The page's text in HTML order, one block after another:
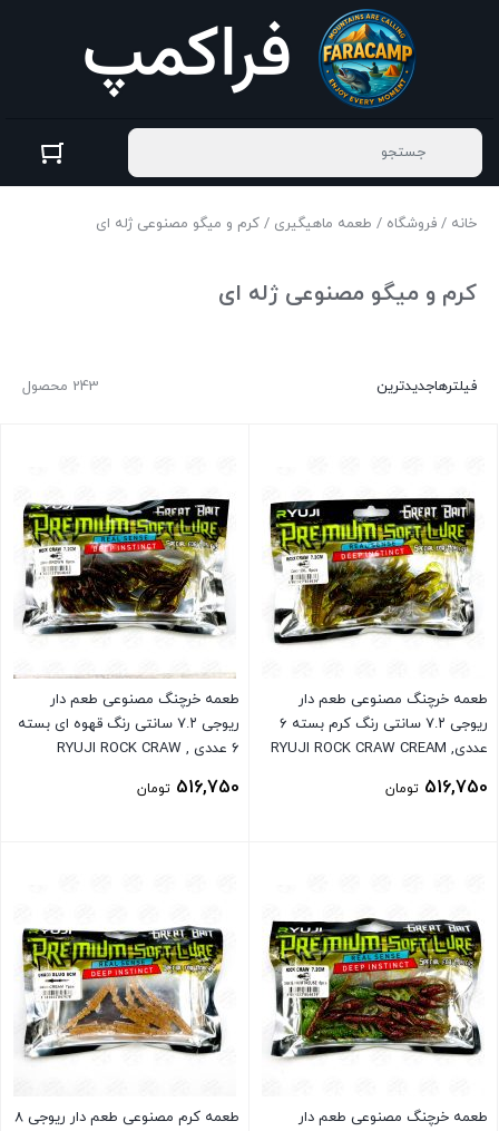
خانه / فروشگاه / طعمه ماهیگیری / کرم و میگو مصنوعی ژله ای
کرم و میگو مصنوعی ژله ای
243 محصول فیلترهاجدیدترین
طعمه خرچنگ مصنوعی طعم دار
ریوجی ۷.۲ سانتی رنگ کرم بسته ۶
عددی, RYUJI ROCK CRAW CREAM
516,750 تومان
طعمه خرچنگ مصنوعی طعم دار
ریوجی ۷.۲ سانتی رنگ قهوه ای بسته
۶ عددی , RYUJI ROCK CRAW
516,750 تومان
طعمه خرچنگ مصنوعی طعم دار
طعمه کرم مصنوعی طعم دار ریوجی ۸